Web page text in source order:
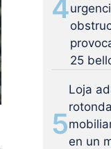
4
25
5
Loja
en un